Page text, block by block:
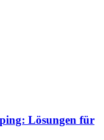
Lösungen für